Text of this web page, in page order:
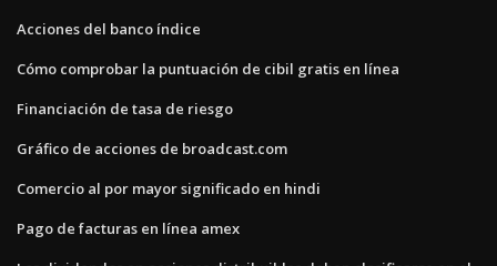
Acciones del banco índice
Cómo comprobar la puntuación de cibil gratis en línea
Financiación de tasa de riesgo
Gráfico de acciones de broadcast.com
Comercio al por mayor significado en hindi
Pago de facturas en línea amex